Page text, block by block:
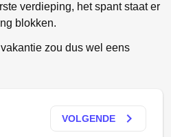
verdieping, het spant staat er
blokken.
zou dus wel eens
VOLGENDE keyboard_arrow_right